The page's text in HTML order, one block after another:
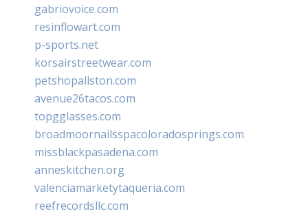
gabriovoice.com
resinflowart.com
p-sports.net
korsairstreetwear.com
petshopallston.com
avenue26tacos.com
topgglasses.com
broadmoornailsspacoloradosprings.com
missblackpasadena.com
anneskitchen.org
valenciamarketytaqueria.com
reefrecordsllc.com